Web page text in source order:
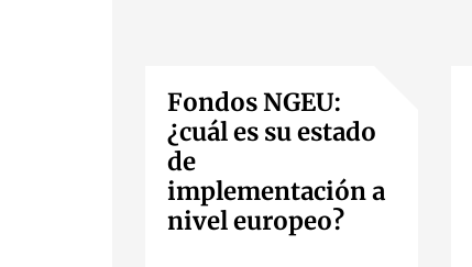
Fondos NGEU:
¿cuál es su estado
de
implementación a
nivel europeo?